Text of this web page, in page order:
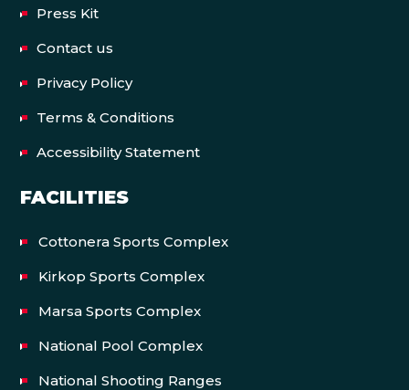
Press Kit
Contact us
Privacy Policy
Terms & Conditions
Accessibility Statement
FACILITIES
Cottonera Sports Complex
Kirkop Sports Complex
Marsa Sports Complex
National Pool Complex
National Shooting Ranges